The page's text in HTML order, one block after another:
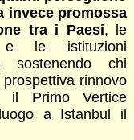
invece promossa
tra i Paesi, le
e le istituzioni
sostenendo chi
rinnovo
il Primo Vertice
a Istanbul il